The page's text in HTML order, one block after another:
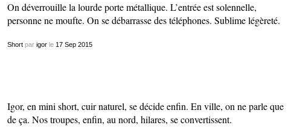
On déverrouille la lourde porte métallique. L’entrée est solennelle,
personne ne moufte. On se débarrasse des téléphones. Sublime légèreté.
Shortpar igorle 17 Sep 2015
Igor, en mini short, cuir naturel, se décide enfin. En ville, on ne parle que
de ça. Nos troupes, enfin, au nord, hilares, se convertissent.